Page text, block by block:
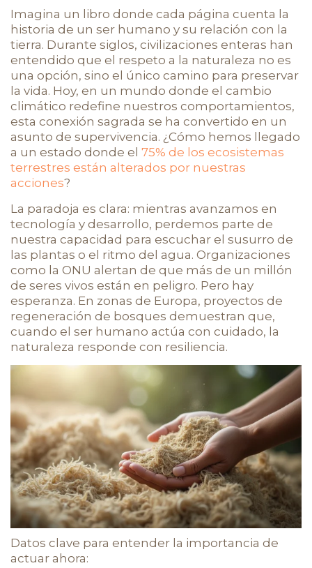
Imagina un libro donde cada página cuenta la
historia de un ser humano y su relación con la
tierra. Durante siglos, civilizaciones enteras han
entendido que el respeto a la naturaleza no es
una opción, sino el único camino para preservar
la vida. Hoy, en un mundo donde el cambio
climático redefine nuestros comportamientos,
esta conexión sagrada se ha convertido en un
asunto de supervivencia. ¿Cómo hemos llegado
a un estado donde el 75% de los ecosistemas
terrestres están alterados por nuestras
acciones?
La paradoja es clara: mientras avanzamos en
tecnología y desarrollo, perdemos parte de
nuestra capacidad para escuchar el susurro de
las plantas o el ritmo del agua. Organizaciones
como la ONU alertan de que más de un millón
de seres vivos están en peligro. Pero hay
esperanza. En zonas de Europa, proyectos de
regeneración de bosques demuestran que,
cuando el ser humano actúa con cuidado, la
naturaleza responde con resiliencia.
Datos clave para entender la importancia de
actuar ahora: